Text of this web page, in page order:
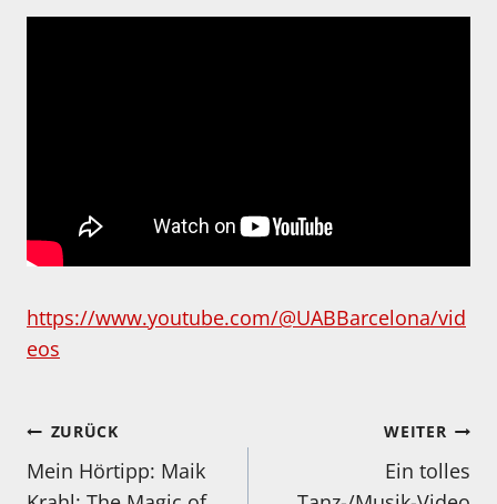
https://www.youtube.com/@UABBarcelona/vid
eos
Beitragsnavigation
ZURÜCK
Mein Hörtipp: Maik
WEITER
Ein tolles